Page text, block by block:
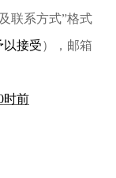
联系方式”格式
以接受），邮箱
时前